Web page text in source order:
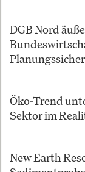
DGB Nord
Öko-Trend
Sektor im
New Earth